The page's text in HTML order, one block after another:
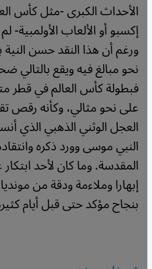
الأحداث الكبرى -مثل كأس
إكسبو أو الألعاب الأولمبية-
ورغم أن هذا النقد حسن النية
نحو مبالغ فيه ويقع بالتالي
فبطولة كأس العالم في قطر
على نحو مثالي، وكأنه رقص
العجل الوثني الذهبي الذي
النبي موسى وورد ذكره
المقدسة. وما كان لأحد
إبهارا وملاءمة ودقة من
بنجاح مؤكد حتى قبل أيام